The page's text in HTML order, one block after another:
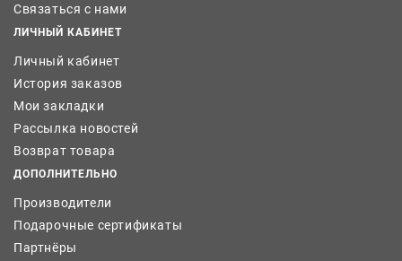
Связаться с нами
ЛИЧНЫЙ КАБИНЕТ
Личный кабинет
История заказов
Мои закладки
Рассылка новостей
Возврат товара
ДОПОЛНИТЕЛЬНО
Производители
Подарочные сертификаты
Партнёры